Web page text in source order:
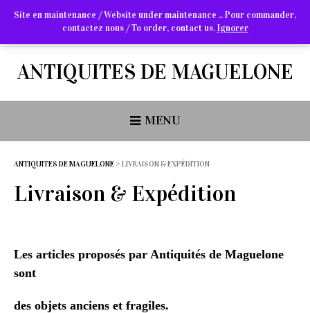
Arts Graphiques & Livres Anciens
ANTIQUITES DE MAGUELONE
MENU
ANTIQUITES DE MAGUELONE > LIVRAISON & EXPÉDITION
Livraison & Expédition
Les articles proposés par Antiquités de Maguelone
sont
des objets anciens et fragiles.
Site en maintenance / Website under maintenance .. Pour commander,
contactez nous / To order, contact us.Ignorer